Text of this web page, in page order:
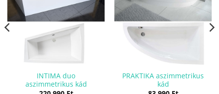
INTIMA duo
aszimmetrikus kád
PRAKTIKA aszimmetrikus
kád